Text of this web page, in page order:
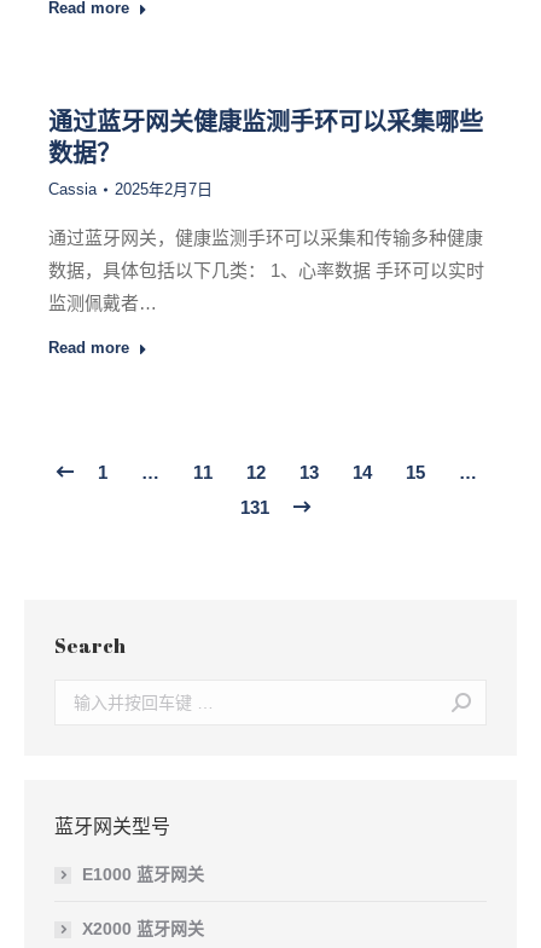
Read more
通过蓝牙网关健康监测手环可以采集哪些
数据？
Cassia 2025年2月7日
通过蓝牙网关，健康监测手环可以采集和传输多种健康
数据，具体包括以下几类： 1、心率数据 手环可以实时
监测佩戴者…
Read more
1 … 11 12 13 14 15
…
131
Search
Search:
蓝牙网关型号
E1000 蓝牙网关
X2000 蓝牙网关